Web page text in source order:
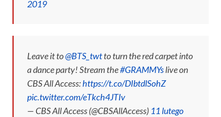
2019
Leave it to@BTS_twtto turn the red carpet into
a dance party! Stream the#GRAMMYslive on
CBS All Access:https://t.co/DIbtdlSohZ
pic.twitter.com/eTkch4JTIv
— CBS All Access (@CBSAllAccess) 11 lutego